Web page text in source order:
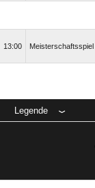
13:00 Meisterschaftsspiel
Legende